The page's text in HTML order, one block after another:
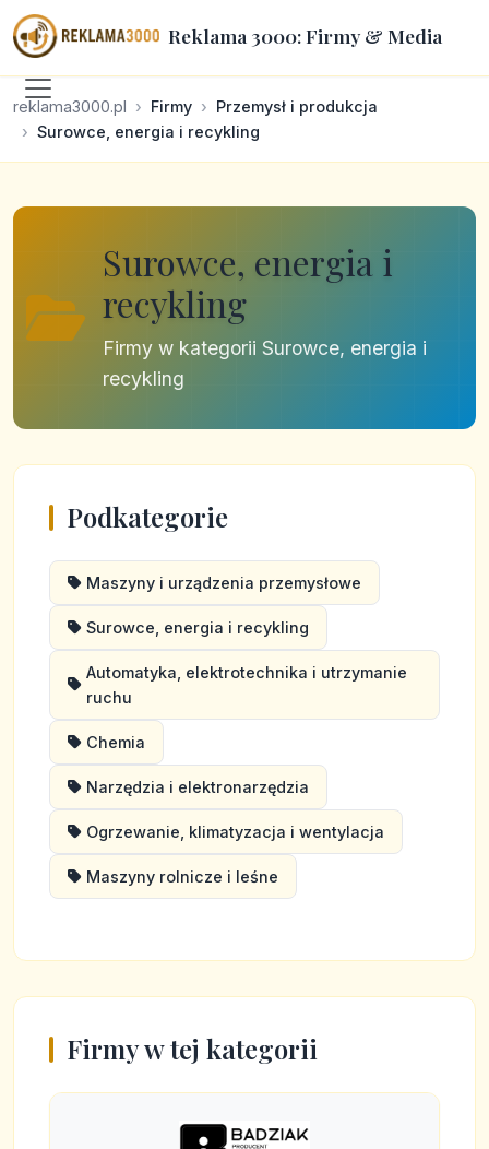
Reklama 3000: Firmy & Media
reklama3000.pl Firmy
Przemysł i produkcja
Surowce, energia i recykling
Surowce, energia i
recykling
Firmy w kategorii Surowce, energia i
recykling
Podkategorie
Maszyny i urządzenia przemysłowe
Surowce, energia i recykling
Automatyka, elektrotechnika i utrzymanie
ruchu
Chemia
Narzędzia i elektronarzędzia
Ogrzewanie, klimatyzacja i wentylacja
Maszyny rolnicze i leśne
Firmy w tej kategorii